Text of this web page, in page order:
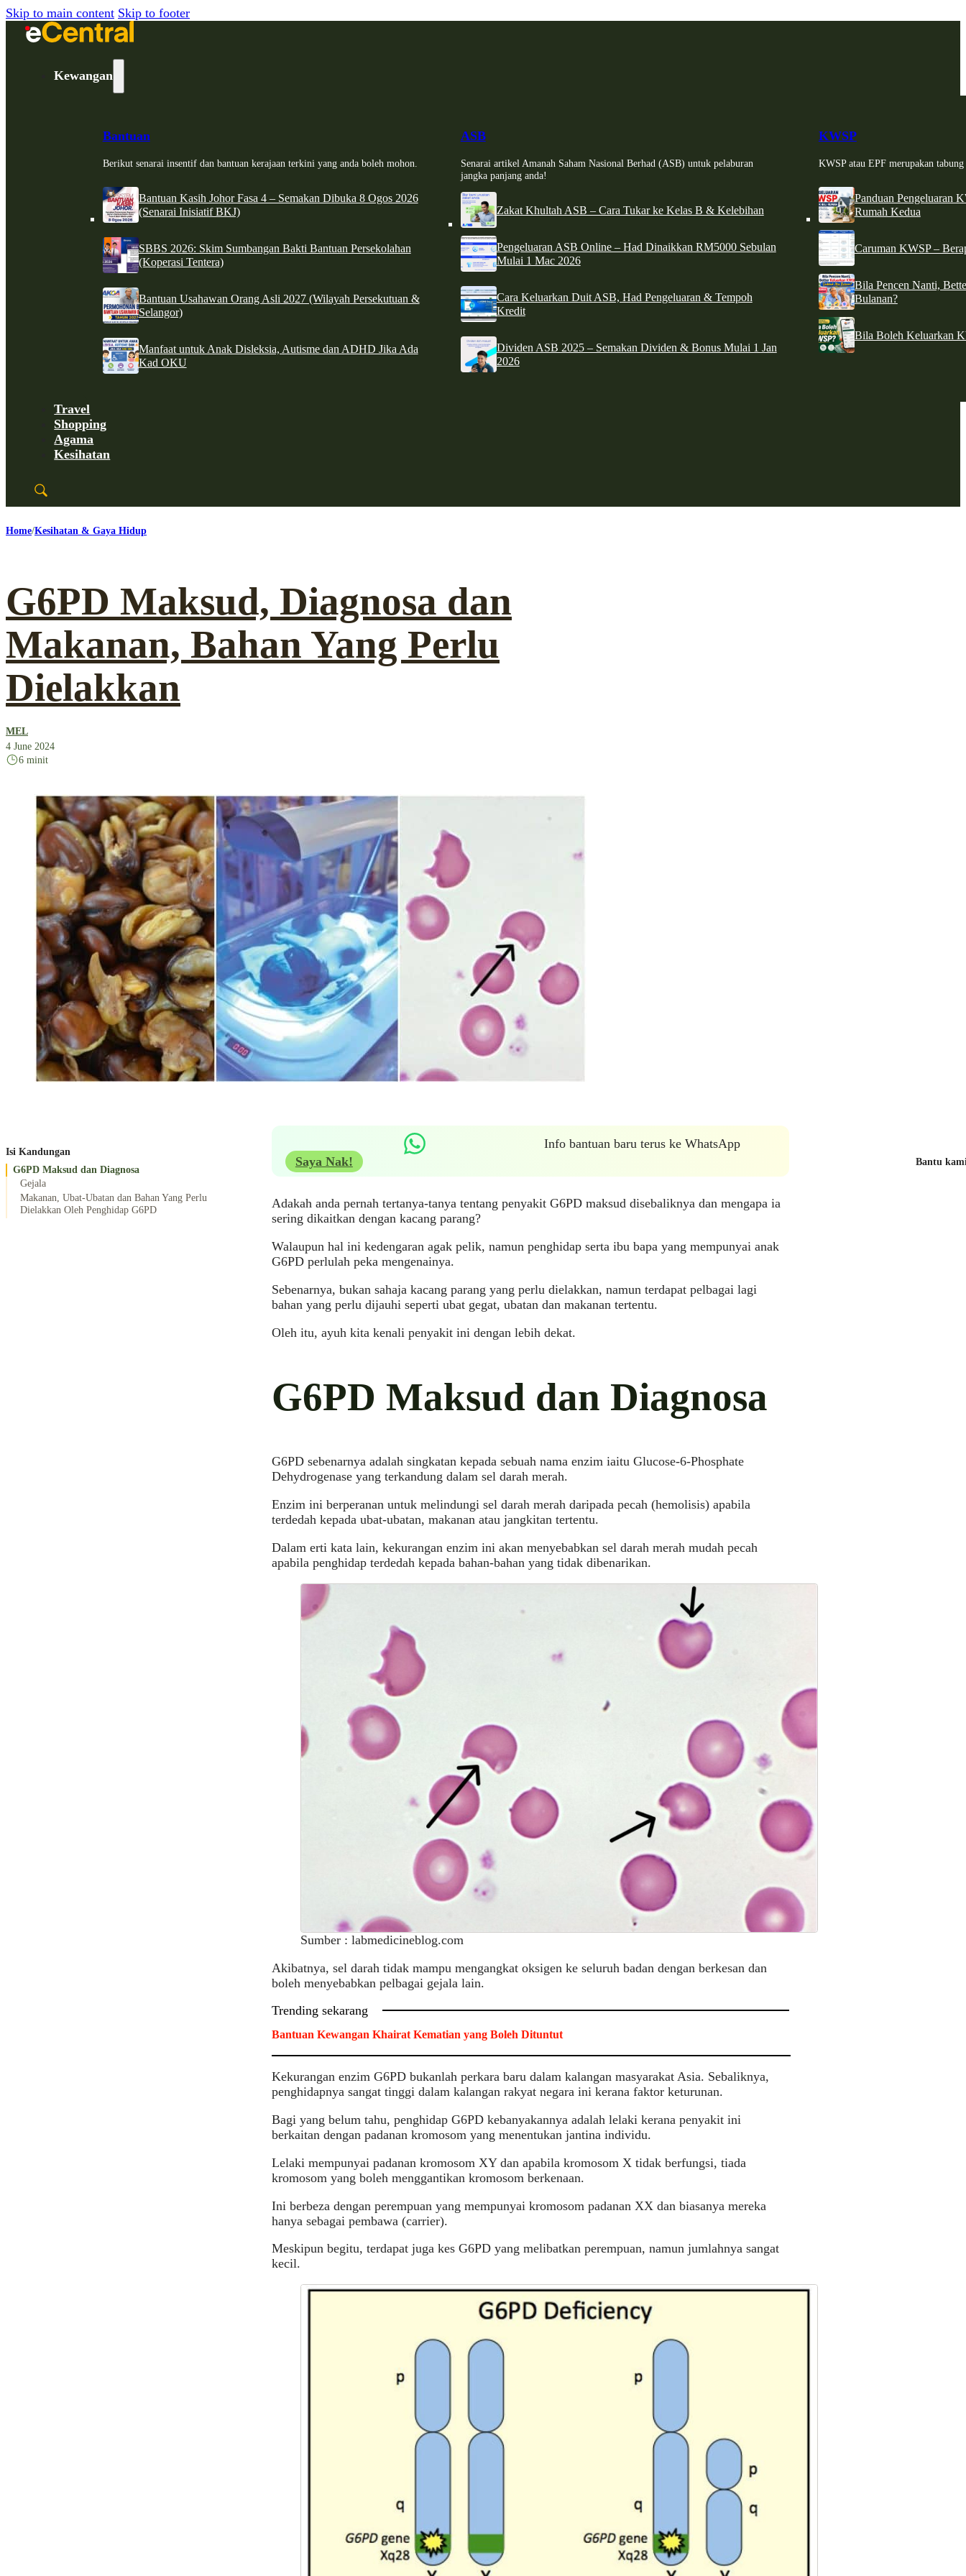
Skip to main content Skip to footer
Kewangan
Bantuan
Berikut senarai insentif dan bantuan kerajaan terkini yang anda boleh mohon.
Bantuan Kasih Johor Fasa 4 – Semakan Dibuka 8 Ogos 2026
(Senarai Inisiatif BKJ)
SBBS 2026: Skim Sumbangan Bakti Bantuan Persekolahan
(Koperasi Tentera)
Bantuan Usahawan Orang Asli 2027 (Wilayah Persekutuan &
Selangor)
Manfaat untuk Anak Disleksia, Autisme dan ADHD Jika Ada
Kad OKU
ASB
Senarai artikel Amanah Saham Nasional Berhad (ASB) untuk pelaburan
jangka panjang anda!
Zakat Khultah ASB – Cara Tukar ke Kelas B & Kelebihan
Pengeluaran ASB Online – Had Dinaikkan RM5000 Sebulan
Mulai 1 Mac 2026
Cara Keluarkan Duit ASB, Had Pengeluaran & Tempoh
Kredit
Dividen ASB 2025 – Semakan Dividen & Bonus Mulai 1 Jan
2026
KWSP
KWSP atau EPF merupakan
Panduan Pengeluaran
Rumah Kedua
Caruman KWSP –
Bila Pencen Nanti,
Bulanan?
Bila Boleh Keluarkan
Travel
Shopping
Agama
Kesihatan
Home Kesihatan & Gaya Hidup
G6PD Maksud, Diagnosa dan
Makanan, Bahan Yang Perlu
Dielakkan
MEL
4 June 2024
6 minit
Isi Kandungan
G6PD Maksud dan Diagnosa
Gejala
Makanan, Ubat-Ubatan dan Bahan Yang Perlu
Dielakkan Oleh Penghidap G6PD
Info bantuan baru terus ke WhatsApp
Saya Nak!
Adakah anda pernah tertanya-tanya tentang penyakit G6PD maksud disebaliknya dan mengapa ia
sering dikaitkan dengan kacang parang?
Walaupun hal ini kedengaran agak pelik, namun penghidap serta ibu bapa yang mempunyai anak
G6PD perlulah peka mengenainya.
Sebenarnya, bukan sahaja kacang parang yang perlu dielakkan, namun terdapat pelbagai lagi
bahan yang perlu dijauhi seperti ubat gegat, ubatan dan makanan tertentu.
Oleh itu, ayuh kita kenali penyakit ini dengan lebih dekat.
G6PD Maksud dan Diagnosa
G6PD sebenarnya adalah singkatan kepada sebuah nama enzim iaitu Glucose-6-Phosphate
Dehydrogenase yang terkandung dalam sel darah merah.
Enzim ini berperanan untuk melindungi sel darah merah daripada pecah (hemolisis) apabila
terdedah kepada ubat-ubatan, makanan atau jangkitan tertentu.
Dalam erti kata lain, kekurangan enzim ini akan menyebabkan sel darah merah mudah pecah
apabila penghidap terdedah kepada bahan-bahan yang tidak dibenarikan.
Sumber : labmedicineblog.com
Akibatnya, sel darah tidak mampu mengangkat oksigen ke seluruh badan dengan berkesan dan
boleh menyebabkan pelbagai gejala lain.
Trending sekarang
Bantuan Kewangan Khairat Kematian yang Boleh Dituntut
Kekurangan enzim G6PD bukanlah perkara baru dalam kalangan masyarakat Asia. Sebaliknya,
penghidapnya sangat tinggi dalam kalangan rakyat negara ini kerana faktor keturunan.
Bagi yang belum tahu, penghidap G6PD kebanyakannya adalah lelaki kerana penyakit ini
berkaitan dengan padanan kromosom yang menentukan jantina individu.
Lelaki mempunyai padanan kromosom XY dan apabila kromosom X tidak berfungsi, tiada
kromosom yang boleh menggantikan kromosom berkenaan.
Ini berbeza dengan perempuan yang mempunyai kromosom padanan XX dan biasanya mereka
hanya sebagai pembawa (carrier).
Meskipun begitu, terdapat juga kes G6PD yang melibatkan perempuan, namun jumlahnya sangat
kecil.
Bantu